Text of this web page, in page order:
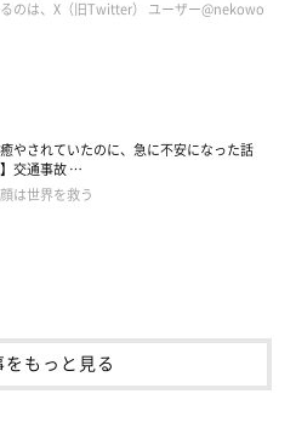
主さん1,363人に聞い
なった『猫ニュース
3更新】
まつわるあれこれ。
は昨年（2021年）に気になった
の飼い主さん1,363人に聞いてみ
のは、X（旧Twitter） ユーザー@nekowo
やされていたのに、急に不安になった話
】交通事故 …
は世界を救う
もっと見る